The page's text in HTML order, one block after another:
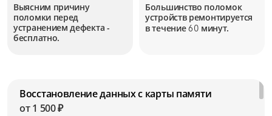
Выясним причину
поломки перед
устранением дефекта -
бесплатно.
Большинство поломок
устройств ремонтируется
в течение60 минут.
Восстановление данных с карты памяти
от 1 500 ₽